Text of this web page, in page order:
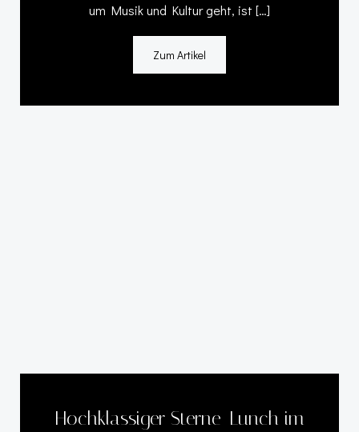
um Musik und Kultur geht, ist […]
Zum Artikel
Hochklassiger Sterne-Lunch im